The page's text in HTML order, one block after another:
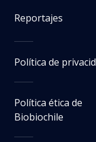
Reportajes
Política de
Política ética de
Biobiochile